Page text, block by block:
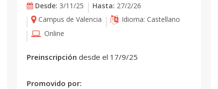
Desde: 3/11/25 Hasta: 27/2/26
Campus de Valencia
Idioma: Castellano
Online
Preinscripción desde el 17/9/25
Promovido por: